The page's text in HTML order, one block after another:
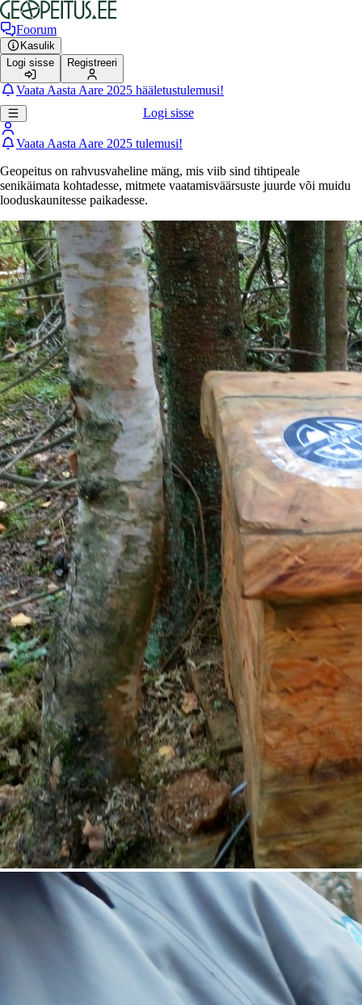
Foorum
Kasulik
Logi sisse
Registreeri
Vaata Aasta Aare 2025 hääletustulemusi!
Logi sisse
Vaata Aasta Aare 2025 tulemusi!
Geopeitus on rahvusvaheline mäng, mis viib sind tihtipeale
senikäimata kohtadesse, mitmete vaatamisväärsuste juurde või muidu
looduskaunitesse paikadesse.